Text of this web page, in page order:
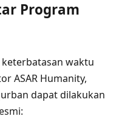
Program
waktu
ASAR Humanity,
dapat dilakukan